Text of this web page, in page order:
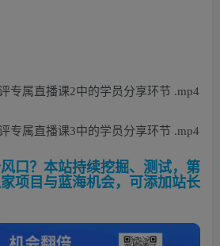
专属直播课2中的学员分享环节 .mp4
专属直播课3中的学员分享环节 .mp4
口？本站持续挖掘、测试，第
项目与蓝海机会，可添加站长